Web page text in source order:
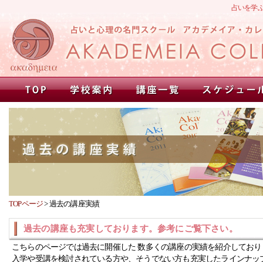
占いを学
TOPページ>過去の講座実績
過去の講座も充実しております。参考にご覧下さい。
こちらのページでは過去に開催した 数多くの講座の実績を紹介してお
入学や受講を検討されている方や、そうでない方も充実したラインナッ